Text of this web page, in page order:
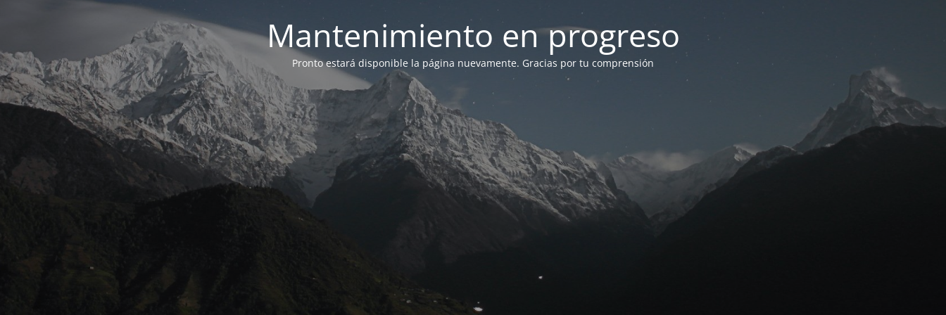
Mantenimiento en progreso
Pronto estará disponible la página nuevamente. Gracias por tu comprensión